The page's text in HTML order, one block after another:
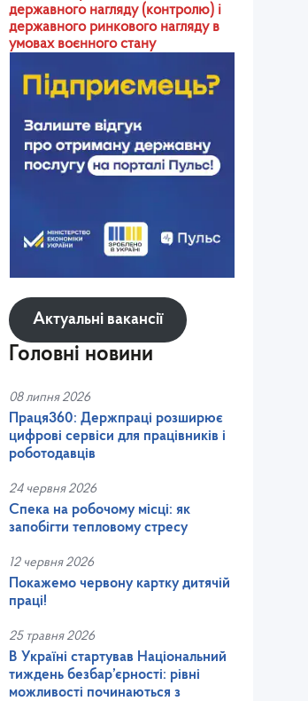
державного нагляду (контролю) і
державного ринкового нагляду в
умовах воєнного стану
Актуальні вакансії
Головні новини
08 липня 2026
Праця360: Держпраці розширює
цифрові сервіси для працівників і
роботодавців
24 червня 2026
Спека на робочому місці: як
запобігти тепловому стресу
12 червня 2026
Покажемо червону картку дитячій
праці!
25 травня 2026
В Україні стартував Національний
тиждень безбар’єрності: рівні
можливості починаються з